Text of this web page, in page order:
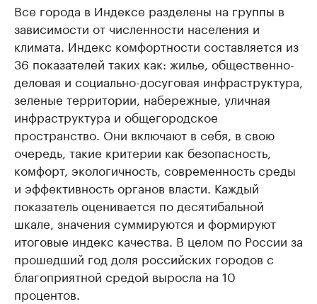
Все города в Индексе разделены на группы в
зависимости от численности населения и
климата. Индекс комфортности составляется из
36 показателей таких как: жилье, общественно-
деловая и социально-досуговая инфраструктура,
зеленые территории, набережные, уличная
инфраструктура и общегородское
пространство. Они включают в себя, в свою
очередь, такие критерии как безопасность,
комфорт, экологичность, современность среды
и эффективность органов власти. Каждый
показатель оценивается по десятибальной
шкале, значения суммируются и формируют
итоговые индекс качества. В целом по России за
прошедший год доля российских городов с
благоприятной средой выросла на 10
процентов.